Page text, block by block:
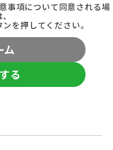
事項について同意される場
を押してください。
ム
る